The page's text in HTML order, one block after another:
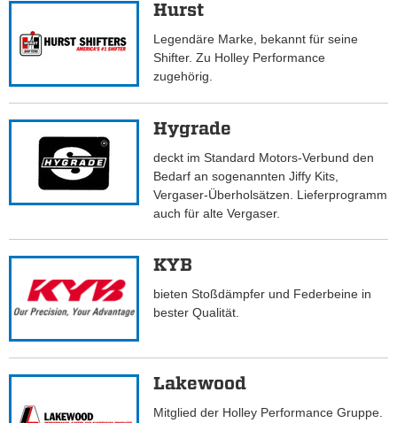
Hurst
Legendäre Marke, bekannt für seine
Shifter. Zu Holley Performance
zugehörig.
Hygrade
deckt im Standard Motors-Verbund den
Bedarf an sogenannten Jiffy Kits,
Vergaser-Überholsätzen. Lieferprogramm
auch für alte Vergaser.
KYB
bieten Stoßdämpfer und Federbeine in
bester Qualität.
Lakewood
Mitglied der Holley Performance Gruppe.